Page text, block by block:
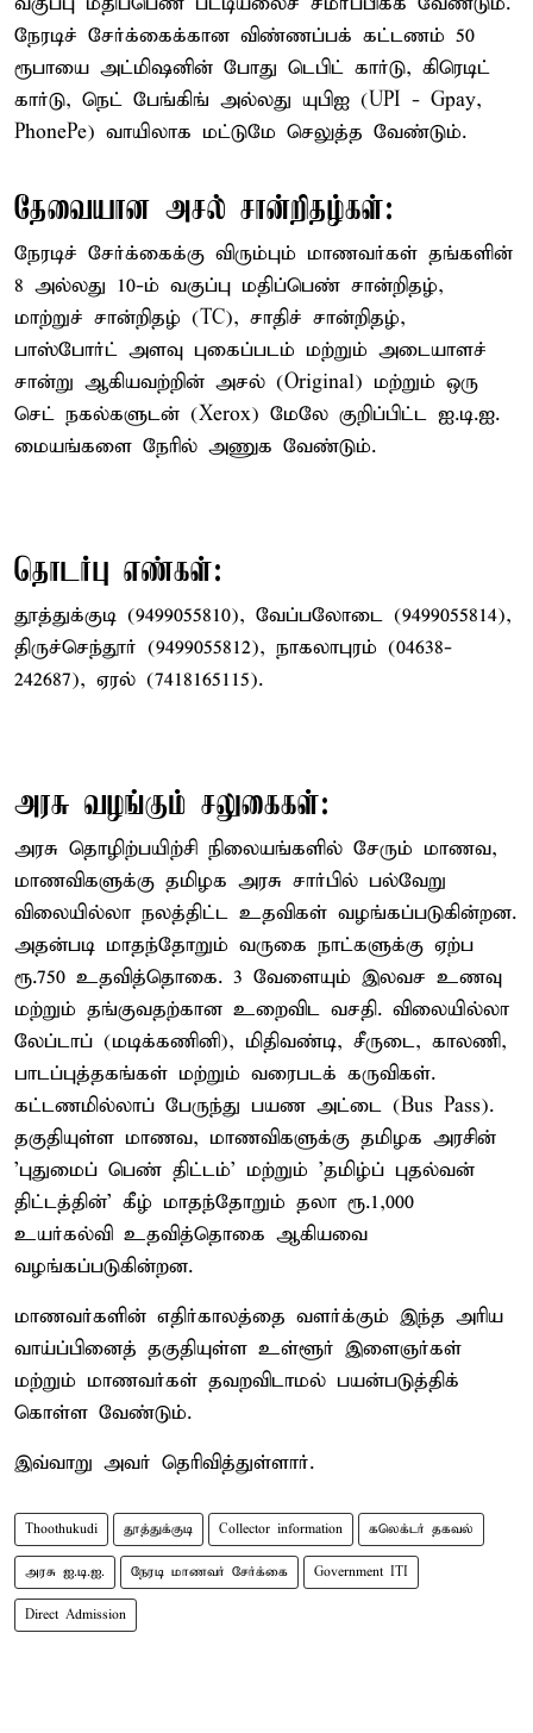
நேரடிச் சேர்க்கைக்கான விண்ணப்பக் கட்டணம் 50
ரூபாயை அட்மிஷனின் போது டெபிட் கார்டு, கிரெடிட்
கார்டு, நெட் பேங்கிங் அல்லது யுபிஐ (UPI - Gpay,
PhonePe) வாயிலாக மட்டுமே செலுத்த வேண்டும்.
தேவையான அசல் சான்றிதழ்கள்:
நேரடிச் சேர்க்கைக்கு விரும்பும் மாணவர்கள் தங்களின்
8 அல்லது 10-ம் வகுப்பு மதிப்பெண் சான்றிதழ்,
மாற்றுச் சான்றிதழ் (TC), சாதிச் சான்றிதழ்,
பாஸ்போர்ட் அளவு புகைப்படம் மற்றும் அடையாளச்
சான்று ஆகியவற்றின் அசல் (Original) மற்றும் ஒரு
செட் நகல்களுடன் (Xerox) மேலே குறிப்பிட்ட ஐ.டி.ஐ.
மையங்களை நேரில் அணுக வேண்டும்.
தொடர்பு எண்கள்:
தூத்துக்குடி (9499055810), வேப்பலோடை (9499055814),
திருச்செந்தூர் (9499055812), நாகலாபுரம் (04638-
242687), ஏரல் (7418165115).
அரசு வழங்கும் சலுகைகள்:
அரசு தொழிற்பயிற்சி நிலையங்களில் சேரும் மாணவ,
மாணவிகளுக்கு தமிழக அரசு சார்பில் பல்வேறு
விலையில்லா நலத்திட்ட உதவிகள் வழங்கப்படுகின்றன.
அதன்படி மாதந்தோறும் வருகை நாட்களுக்கு ஏற்ப
ரூ.750 உதவித்தொகை. 3 வேளையும் இலவச உணவு
மற்றும் தங்குவதற்கான உறைவிட வசதி. விலையில்லா
லேப்டாப் (மடிக்கணினி), மிதிவண்டி, சீருடை, காலணி,
பாடப்புத்தகங்கள் மற்றும் வரைபடக் கருவிகள்.
கட்டணமில்லாப் பேருந்து பயண அட்டை (Bus Pass).
தகுதியுள்ள மாணவ, மாணவிகளுக்கு தமிழக அரசின்
'புதுமைப் பெண் திட்டம்' மற்றும் 'தமிழ்ப் புதல்வன்
திட்டத்தின்' கீழ் மாதந்தோறும் தலா ரூ.1,000
உயர்கல்வி உதவித்தொகை ஆகியவை
வழங்கப்படுகின்றன.
மாணவர்களின் எதிர்காலத்தை வளர்க்கும் இந்த அரிய
வாய்ப்பினைத் தகுதியுள்ள உள்ளூர் இளைஞர்கள்
மற்றும் மாணவர்கள் தவறவிடாமல் பயன்படுத்திக்
கொள்ள வேண்டும்.
இவ்வாறு அவர் தெரிவித்துள்ளார்.
Thoothukudi தூத்துக்குடி Collector information கலெக்டர் தகவல்
அரசு ஐ.டி.ஐ. நேரடி மாணவர் சேர்க்கை Government ITI
Direct Admission